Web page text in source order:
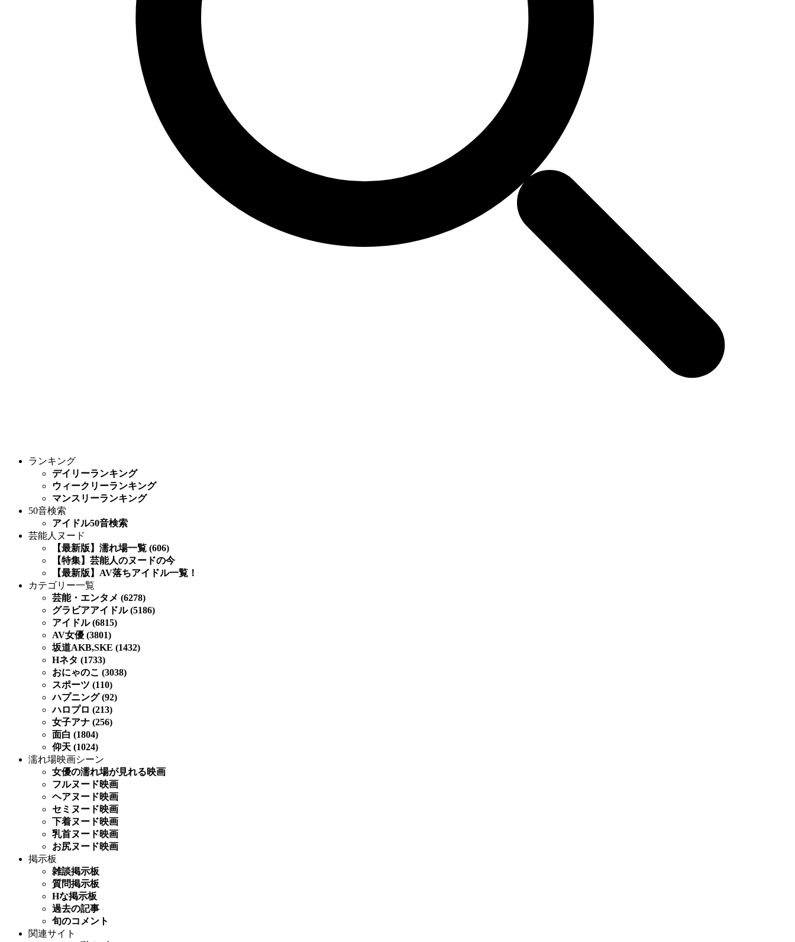
ランキング
デイリーランキング
ウィークリーランキング
マンスリーランキング
50音検索
アイドル50音検索
芸能人ヌード
【最新版】濡れ場一覧 (606)
【特集】芸能人のヌードの今
【最新版】AV落ちアイドル一覧！
カテゴリー一覧
芸能・エンタメ (6278)
グラビアアイドル (5186)
アイドル (6815)
AV女優 (3801)
坂道AKB,SKE (1432)
Hネタ (1733)
おにゃのこ (3038)
スポーツ (110)
ハプニング (92)
ハロプロ (213)
女子アナ (256)
面白 (1804)
仰天 (1024)
濡れ場映画シーン
女優の濡れ場が見れる映画
フルヌード映画
ヘアヌード映画
セミヌード映画
下着ヌード映画
乳首ヌード映画
お尻ヌード映画
掲示板
雑談掲示板
質問掲示板
Hな掲示板
過去の記事
旬のコメント
関連サイト